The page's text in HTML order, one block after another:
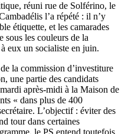
réuni rue de Solférino, le
l’a répété : il n’y
étiquette, et les camarades
sous les couleurs de la
eux un socialiste en juin.
la commission d’investiture
une partie des candidats
après-midi à la Maison de
« dans plus de 400
L’objectif : éviter des
tour dans certaines